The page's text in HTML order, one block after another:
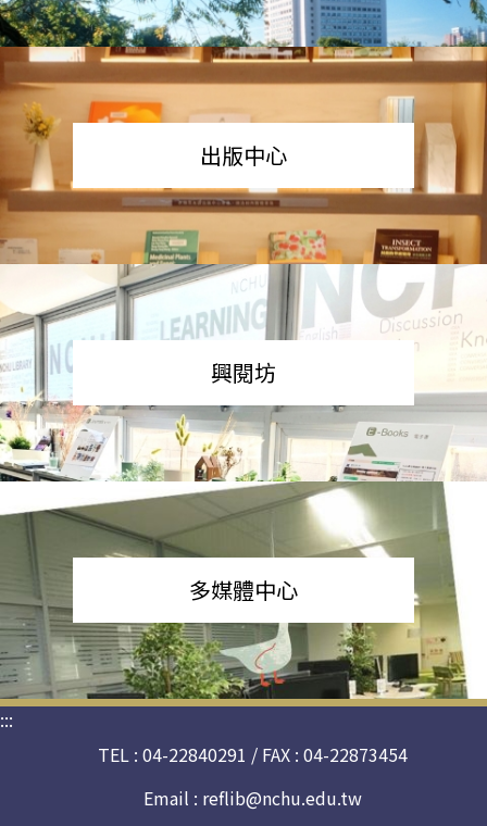
出版中心
興閱坊
多媒體中心
:::
TEL : 04-22840291 / FAX : 04-22873454
Email : reflib@nchu.edu.tw